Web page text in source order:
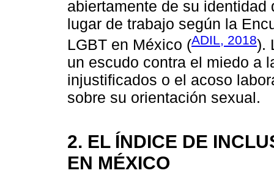
abiertamente de su
lugar de trabajo según la
LGBT en México (ADIL, 2018).
un escudo contra el miedo a
injustificados o el acoso
sobre su orientación sexual.
2. EL ÍNDICE DE
EN MÉXICO